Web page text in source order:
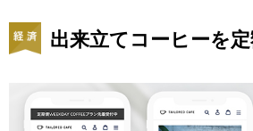
出来立てコーヒーを